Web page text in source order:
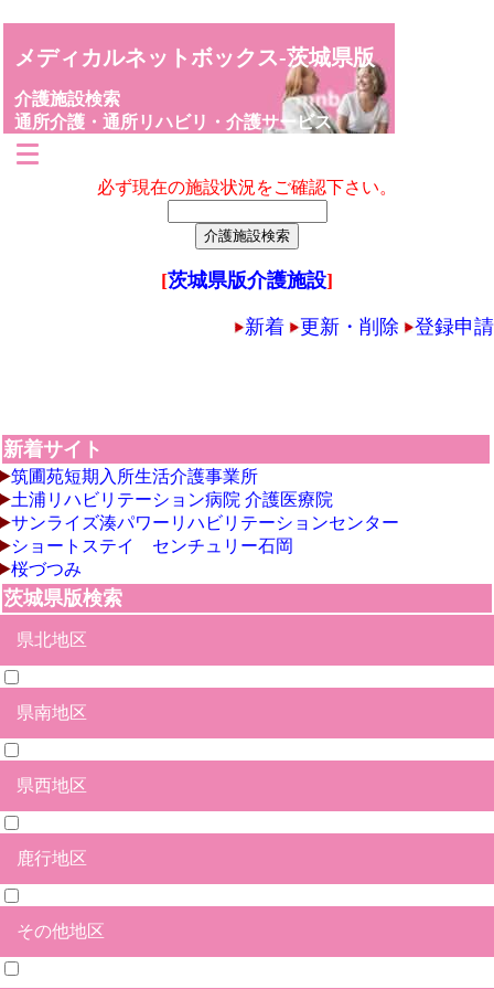
メディカルネットボックス-茨城県版
介護施設検索
通所介護・通所リハビリ・介護サービス
必ず現在の施設状況をご確認下さい。
[茨城県版介護施設]
新着 更新・削除 登録申請
新着サイト
筑圃苑短期入所生活介護事業所
土浦リハビリテーション病院 介護医療院
サンライズ湊パワーリハビリテーションセンター
ショートステイ センチュリー石岡
桜づつみ
茨城県版検索
県北地区
日立市
北茨城市
高萩市
常陸太田市
ひたちなか市
水戸市
笠間市
那珂市
常陸大宮市
久慈郡大子町
那珂郡東海村
東茨城郡茨城町
東茨城郡大洗町
東茨城郡城里町
県南地区
石岡市
土浦市
つくば市
牛久市
龍ヶ崎市
取手市
守谷市
かすみがうら市
つくばみらい市
小美玉市
稲敷市
稲敷郡美浦村
稲敷郡阿見町
稲敷郡河内町
北相馬郡利根町
県西地区
結城市
筑西市
下妻市
常総市
坂東市
古河市
桜川市
結城郡八千代町
猿島郡五霞町
猿島郡境町
鹿行地区
鉾田市
鹿嶋市
神栖市
行方市
潮来市
その他地区